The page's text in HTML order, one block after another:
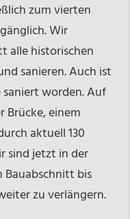
zum vierten
Wir
alle historischen
sanieren. Auch ist
worden. Auf
Brücke, einem
aktuell 130
sind jetzt in der
Bauabschnitt bis
zu verlängern.